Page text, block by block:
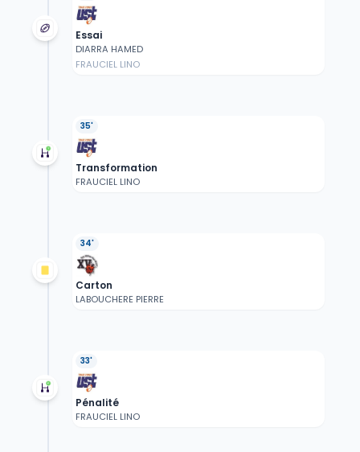
Essai
DIARRA HAMED
FRAUCIEL LINO
35'
Transformation
FRAUCIEL LINO
34'
Carton
LABOUCHERE PIERRE
33'
Pénalité
FRAUCIEL LINO